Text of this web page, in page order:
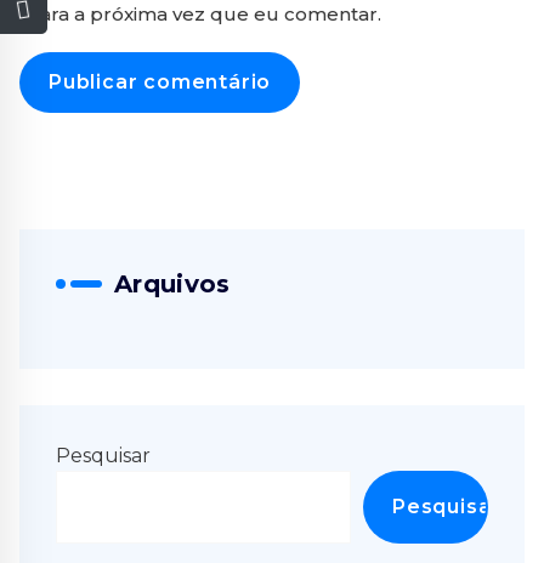
para a próxima vez que eu comentar.
Arquivos
Pesquisar
Pesquisar